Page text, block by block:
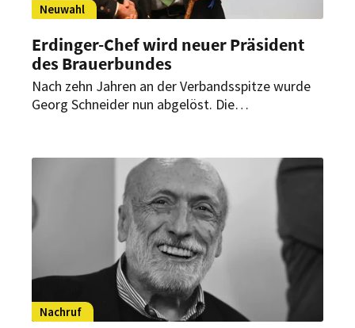
Neuwahl
Erdinger-Chef wird neuer Präsident
des Brauerbundes
Nach zehn Jahren an der Verbandsspitze wurde
Georg Schneider nun abgelöst. Die
gewählt.
Nachruf